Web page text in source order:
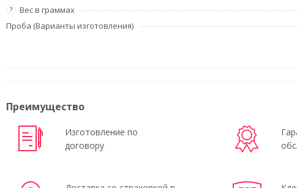
? Вес в граммах
Проба (Варианты изготовления)
Преимущество
Изготовление по
договору